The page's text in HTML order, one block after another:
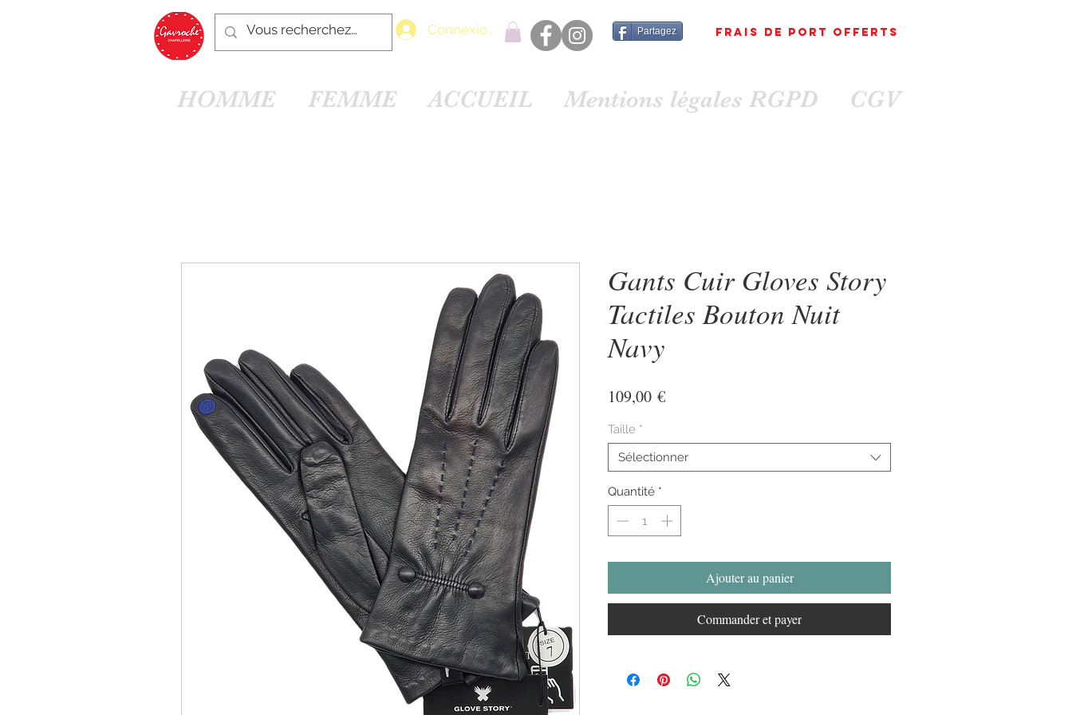
Connexion Partagez FRAIS DE PORT OFFErts
HOMME FEMME ACCUEIL Mentions légales RGPD CGV
Gants Cuir Gloves Story
Tactiles Bouton Nuit
Navy
109,00 €Prix
Taille *
Sélectionner
Quantité *
Ajouter au panier
Commander et payer